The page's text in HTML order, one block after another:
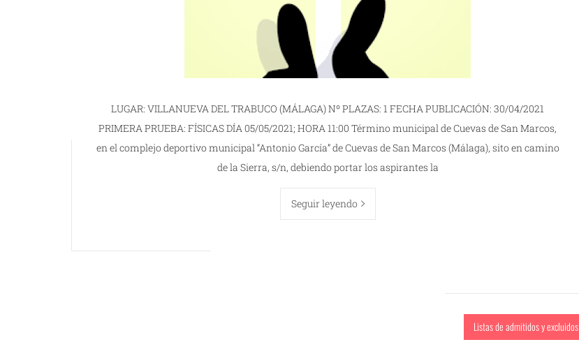
LUGAR: VILLANUEVA DEL TRABUCO (MÁLAGA) Nº PLAZAS: 1 FECHA PUBLICACIÓN: 30/04/2021
PRIMERA PRUEBA: FÍSICAS DÍA 05/05/2021; HORA 11:00 Término municipal de Cuevas de San Marcos,
en el complejo deportivo municipal “Antonio García” de Cuevas de San Marcos (Málaga), sito en camino
de la Sierra, s/n, debiendo portar los aspirantes la
Seguir leyendo
Listas de admitidos y excluidos